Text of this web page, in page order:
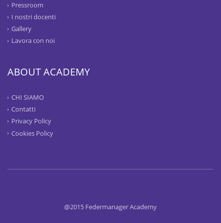
Pressroom
I nostri docenti
Gallery
Lavora con noi
ABOUT ACADEMY
CHI SIAMO
Contatti
Privacy Policy
Cookies Policy
@2015 Federmanager Academy